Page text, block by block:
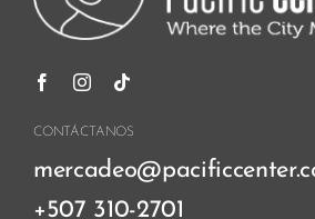
CONTÁCTANOS
+507 310-2701